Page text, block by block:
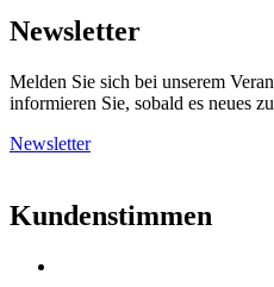
Newsletter
Melden Sie sich bei unserem
informieren Sie, sobald es neues
Newsletter
Kundenstimmen